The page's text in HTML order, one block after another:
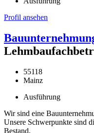
Profil ansehen
55118
Mainz
Ausführung
Wir sind eine
Unsere Schwerpunkte sind
Bestand.